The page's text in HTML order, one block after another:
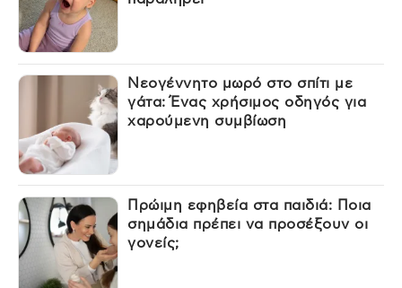
Νεογέννητο μωρό στο σπίτι με
γάτα: Ένας χρήσιμος οδηγός για
χαρούμενη συμβίωση
Πρώιμη εφηβεία στα παιδιά: Ποια
σημάδια πρέπει να προσέξουν οι
γονείς;